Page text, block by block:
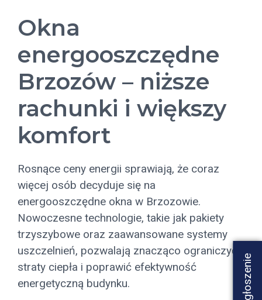
Okna
energooszczędne
Brzozów – niższe
rachunki i większy
komfort
Rosnące ceny energii sprawiają, że coraz
więcej osób decyduje się na
energooszczędne okna w Brzozowie.
Nowoczesne technologie, takie jak pakiety
trzyszybowe oraz zaawansowane systemy
uszczelnień, pozwalają znacząco ograniczyć
straty ciepła i poprawić efektywność
energetyczną budynku.